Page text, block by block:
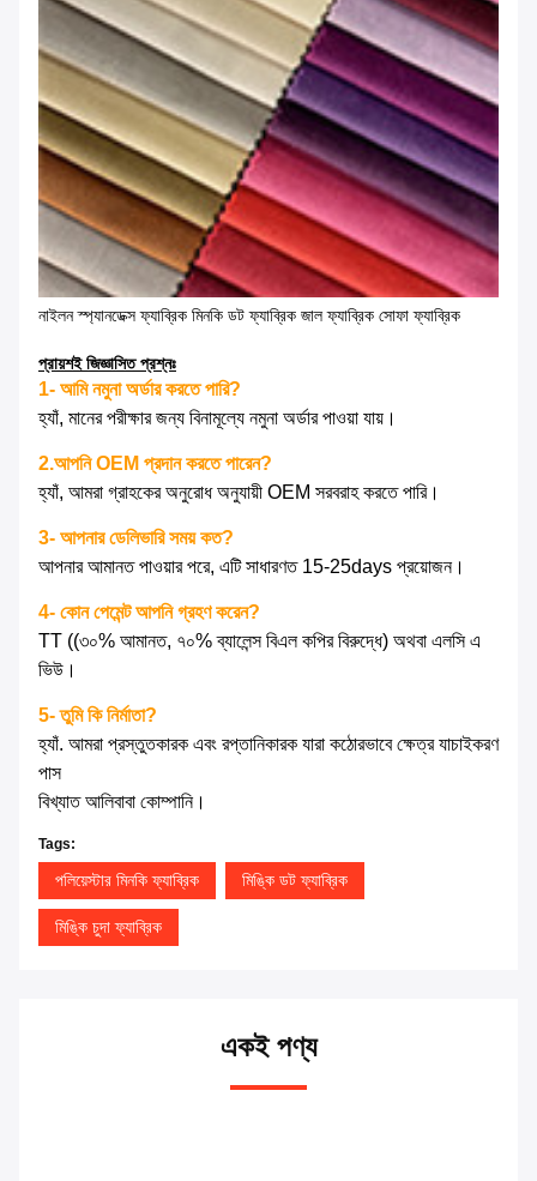
নাইলন স্প্যানডেক্স ফ্যাব্রিক মিনকি ডট ফ্যাব্রিক জাল ফ্যাব্রিক সোফা ফ্যাব্রিক
প্রায়শই জিজ্ঞাসিত প্রশ্নঃ
1- আমি নমুনা অর্ডার করতে পারি?
হ্যাঁ, মানের পরীক্ষার জন্য বিনামূল্যে নমুনা অর্ডার পাওয়া যায়।
2.আপনি OEM প্রদান করতে পারেন?
হ্যাঁ, আমরা গ্রাহকের অনুরোধ অনুযায়ী OEM সরবরাহ করতে পারি।
3- আপনার ডেলিভারি সময় কত?
আপনার আমানত পাওয়ার পরে, এটি সাধারণত 15-25days প্রয়োজন।
4- কোন পেমেন্ট আপনি গ্রহণ করেন?
TT ((৩০% আমানত, ৭০% ব্যালেন্স বিএল কপির বিরুদ্ধে) অথবা এলসি এ
ভিউ।
5- তুমি কি নির্মাতা?
হ্যাঁ. আমরা প্রস্তুতকারক এবং রপ্তানিকারক যারা কঠোরভাবে ক্ষেত্র যাচাইকরণ
পাস
বিখ্যাত আলিবাবা কোম্পানি।
Tags:
পলিয়েস্টার মিনকি ফ্যাব্রিক মিঙ্কি ডট ফ্যাব্রিক
মিঙ্কি চুদা ফ্যাব্রিক
একই পণ্য